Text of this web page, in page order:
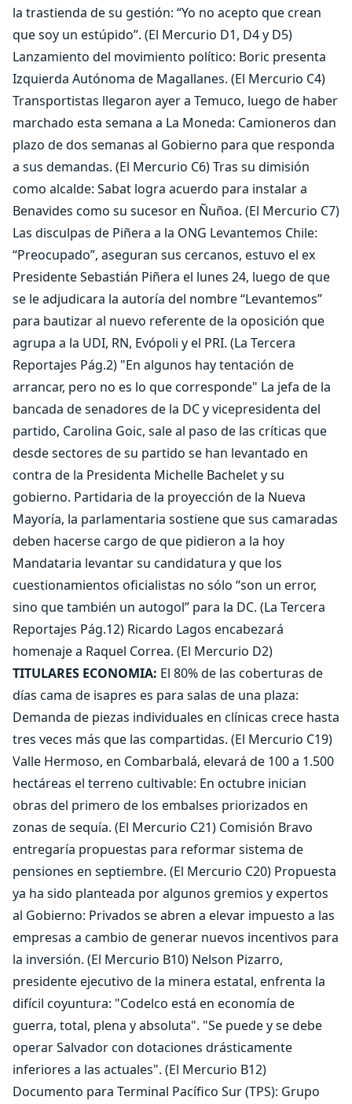
la trastienda de su gestión: “Yo no acepto que crean
que soy un estúpido”. (El Mercurio D1, D4 y D5)
Lanzamiento del movimiento político: Boric presenta
Izquierda Autónoma de Magallanes. (El Mercurio C4)
Transportistas llegaron ayer a Temuco, luego de haber
marchado esta semana a La Moneda: Camioneros dan
plazo de dos semanas al Gobierno para que responda
a sus demandas. (El Mercurio C6) Tras su dimisión
como alcalde: Sabat logra acuerdo para instalar a
Benavides como su sucesor en Ñuñoa. (El Mercurio C7)
Las disculpas de Piñera a la ONG Levantemos Chile:
“Preocupado”, aseguran sus cercanos, estuvo el ex
Presidente Sebastián Piñera el lunes 24, luego de que
se le adjudicara la autoría del nombre “Levantemos”
para bautizar al nuevo referente de la oposición que
agrupa a la UDI, RN, Evópoli y el PRI. (La Tercera
Reportajes Pág.2) "En algunos hay tentación de
arrancar, pero no es lo que corresponde" La jefa de la
bancada de senadores de la DC y vicepresidenta del
partido, Carolina Goic, sale al paso de las críticas que
desde sectores de su partido se han levantado en
contra de la Presidenta Michelle Bachelet y su
gobierno. Partidaria de la proyección de la Nueva
Mayoría, la parlamentaria sostiene que sus camaradas
deben hacerse cargo de que pidieron a la hoy
Mandataria levantar su candidatura y que los
cuestionamientos oficialistas no sólo “son un error,
sino que también un autogol” para la DC. (La Tercera
Reportajes Pág.12) Ricardo Lagos encabezará
homenaje a Raquel Correa. (El Mercurio D2)
TITULARES ECONOMIA: El 80% de las coberturas de
días cama de isapres es para salas de una plaza:
Demanda de piezas individuales en clínicas crece hasta
tres veces más que las compartidas. (El Mercurio C19)
Valle Hermoso, en Combarbalá, elevará de 100 a 1.500
hectáreas el terreno cultivable: En octubre inician
obras del primero de los embalses priorizados en
zonas de sequía. (El Mercurio C21) Comisión Bravo
entregaría propuestas para reformar sistema de
pensiones en septiembre. (El Mercurio C20) Propuesta
ya ha sido planteada por algunos gremios y expertos
al Gobierno: Privados se abren a elevar impuesto a las
empresas a cambio de generar nuevos incentivos para
la inversión. (El Mercurio B10) Nelson Pizarro,
presidente ejecutivo de la minera estatal, enfrenta la
difícil coyuntura: "Codelco está en economía de
guerra, total, plena y absoluta". "Se puede y se debe
operar Salvador con dotaciones drásticamente
inferiores a las actuales". (El Mercurio B12)
Documento para Terminal Pacífico Sur (TPS): Grupo